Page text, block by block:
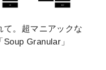
て。超マニアックな
Granular」